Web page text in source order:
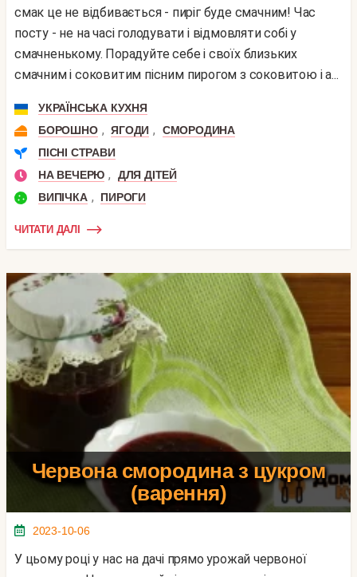
смак це не відбивається - пиріг буде смачним! Час
посту - не на часі голодувати і відмовляти собі у
смачненькому. Порадуйте себе і своїх близьких
смачним і соковитим пісним пирогом з соковитою і а...
УКРАЇНСЬКА КУХНЯ
БОРОШНО , ЯГОДИ ,
СМОРОДИНА
ПІСНІ СТРАВИ
НА ВЕЧЕРЮ ,
ДЛЯ ДІТЕЙ
ВИПІЧКА , ПИРОГИ
ЧИТАТИ ДАЛІ
Червона смородина з цукром
(варення)
2023-10-06
У цьому році у нас на дачі прямо урожай червоної